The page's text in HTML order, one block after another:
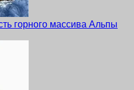
горного массива Альпы